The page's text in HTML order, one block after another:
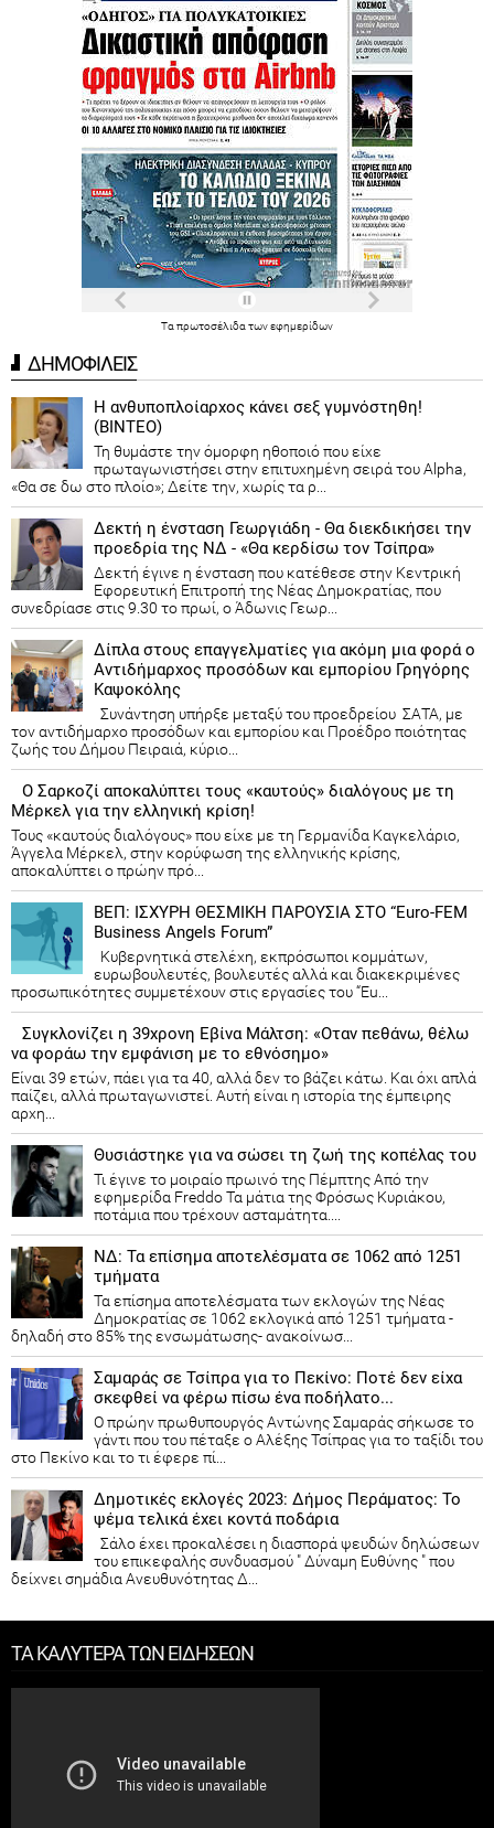
Ταπρωτοσέλιδατωνεφημερίδων
ΔΗΜΟΦΙΛΕΙΣ
Η ανθυποπλοίαρχος κάνει σεξ γυμνόστηθη!
(ΒΙΝΤΕΟ)
Τη θυμάστε την όμορφη ηθοποιό που είχε
πρωταγωνιστήσει στην επιτυχημένη σειρά του Alpha,
«Θα σε δω στο πλοίο»; Δείτε την, χωρίς τα ρ...
Δεκτή η ένσταση Γεωργιάδη - Θα διεκδικήσει την
προεδρία της ΝΔ - «Θα κερδίσω τον Τσίπρα»
Δεκτή έγινε η ένσταση που κατέθεσε στην Κεντρική
Εφορευτική Επιτροπή της Νέας Δημοκρατίας, που
συνεδρίασε στις 9.30 το πρωί, ο Άδωνις Γεωρ...
Δίπλα στους επαγγελματίες για ακόμη μια φορά ο
Αντιδήμαρχος προσόδων και εμπορίου Γρηγόρης
Καψοκόλης
Συνάντηση υπήρξε μεταξύ του προεδρείου ΣΑΤΑ, με
τον αντιδήμαρχο προσόδων και εμπορίου και Προέδρο ποιότητας
ζωής του Δήμου Πειραιά, κύριο...
Ο Σαρκοζί αποκαλύπτει τους «καυτούς» διαλόγους με τη
Μέρκελ για την ελληνική κρίση!
Τους «καυτούς διαλόγους» που είχε με τη Γερμανίδα Καγκελάριο,
Άγγελα Μέρκελ, στην κορύφωση της ελληνικής κρίσης,
αποκαλύπτει ο πρώην πρό...
ΒΕΠ: ΙΣΧΥΡΗ ΘΕΣΜΙΚΗ ΠΑΡΟΥΣΙΑ ΣΤΟ “Euro-FEM
Business Angels Forum”
Κυβερνητικά στελέχη, εκπρόσωποι κομμάτων,
ευρωβουλευτές, βουλευτές αλλά και διακεκριμένες
προσωπικότητες συμμετέχουν στις εργασίες του “Eu...
Συγκλονίζει η 39χρονη Εβίνα Μάλτση: «Οταν πεθάνω, θέλω
να φοράω την εμφάνιση με το εθνόσημο»
Είναι 39 ετών, πάει για τα 40, αλλά δεν το βάζει κάτω. Και όχι απλά
παίζει, αλλά πρωταγωνιστεί. Αυτή είναι η ιστορία της έμπειρης
αρχη...
Θυσιάστηκε για να σώσει τη ζωή της κοπέλας του
Τι έγινε το μοιραίο πρωινό της Πέμπτης Από την
εφημερίδα Freddo Τα μάτια της Φρόσως Κυριάκου,
ποτάμια που τρέχουν ασταμάτητα....
ΝΔ: Τα επίσημα αποτελέσματα σε 1062 από 1251
τμήματα
Τα επίσημα αποτελέσματα των εκλογών της Νέας
Δημοκρατίας​ σε 1062 εκλογικά από 1251 τμήματα -
δηλαδή στο 85% της ενσωμάτωσης- ανακοίνωσ...
Σαμαράς σε Τσίπρα για το Πεκίνο: Ποτέ δεν είχα
σκεφθεί να φέρω πίσω ένα ποδήλατο...
Ο πρώην πρωθυπουργός Αντώνης Σαμαράς σήκωσε το
γάντι που του πέταξε ο Αλέξης Τσίπρας για το ταξίδι του
στο Πεκίνο και το τι έφερε πί...
Δημοτικές εκλογές 2023: Δήμος Περάματος: Το
ψέμα τελικά έχει κοντά ποδάρια
Σάλο έχει προκαλέσει η διασπορά ψευδών δηλώσεων
του επικεφαλής συνδυασμού " Δύναμη Ευθύνης " που
δείχνει σημάδια Ανευθυνότητας Δ...
ΤΑ ΚΑΛΥΤΕΡΑ ΤΩΝ ΕΙΔΗΣΕΩΝ